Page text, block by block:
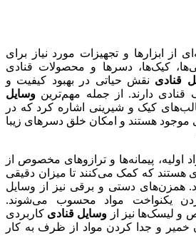
از ابزارها و تجهیزات مورد نیاز برای
کیک‌ها، دسرها و محصولات قنادی
قنادی نقش حیاتی در بهبود کیفیت و
دارند. از جمله مهم‌ترین وسایل
کیک و شیرینی اشاره کرد که در
موجود هستند و امکان خلق دسرهای زیبا
اولیه، پیمانه‌ها و ترازوهای مخصوص از
هستند که کمک می‌کنند تا میزان دقیقی
همزن‌های دستی و برقی نیز از وسایل
یکنواخت مواد محسوب می‌شوند.
و لیسک‌ها نیز از وسایل قنادی کاربردی
خمیر و جدا کردن مواد از ظرف به کار